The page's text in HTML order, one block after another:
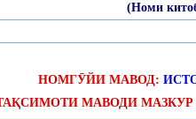
(Номи
НОМГӮЙИ МАВОД:
МАВОДИ